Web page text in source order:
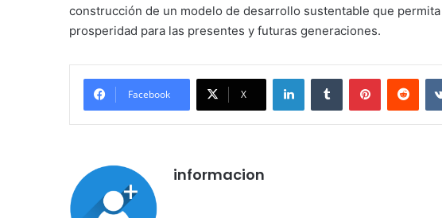
construcción de un modelo de desarrollo sustentable que
prosperidad para las presentes y futuras generaciones.
Facebook X
LinkedInTumblr Pinterest
informacion